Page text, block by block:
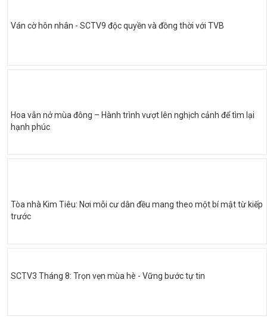
Ván cờ hôn nhân - SCTV9 độc quyền và đồng thời với TVB
Hoa vẫn nở mùa đông – Hành trình vượt lên nghịch cảnh để tìm lại
hạnh phúc
Tòa nhà Kim Tiêu: Nơi mỗi cư dân đều mang theo một bí mật từ kiếp
trước
SCTV3 Tháng 8: Trọn vẹn mùa hè - Vững bước tự tin